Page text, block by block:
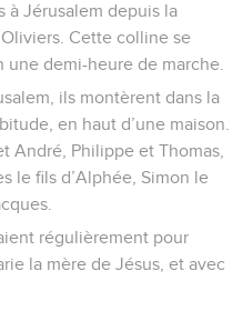
à Jérusalem depuis la
Cette colline se
demi-heure de marche.
ils montèrent dans la
en haut d’une maison.
André, Philippe et Thomas,
le fils d’Alphée, Simon le
régulièrement pour
la mère de Jésus, et avec